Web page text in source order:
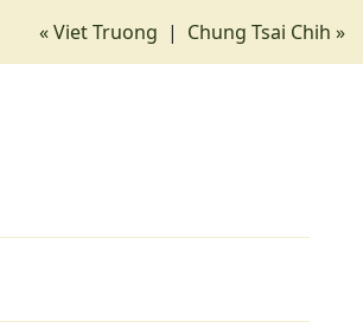
« Viet Truong | Chung Tsai Chih »